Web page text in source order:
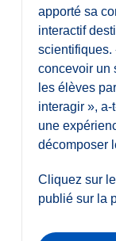
apporté sa
interactif
scientifiques.
concevoir un
les élèves
interagir »,
une
décomposer
Cliquez sur
publié sur la